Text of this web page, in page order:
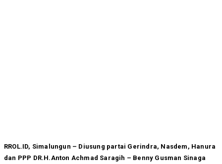
RROL.ID, Simalungun – Diusung partai Gerindra, Nasdem, Hanura
dan PPP DR.H.Anton Achmad Saragih – Benny Gusman Sinaga